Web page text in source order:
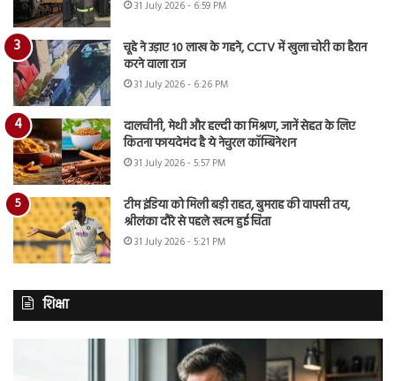
31 July 2026 - 6:59 PM
चूहे ने उड़ाए 10 लाख के गहने, CCTV में खुला चोरी का हैरान
करने वाला राज
31 July 2026 - 6:26 PM
दालचीनी, मेथी और हल्दी का मिश्रण, जानें सेहत के लिए
कितना फायदेमंद है ये नेचुरल कॉम्बिनेशन
31 July 2026 - 5:57 PM
टीम इंडिया को मिली बड़ी राहत, बुमराह की वापसी तय,
श्रीलंका दौरे से पहले खत्म हुई चिंता
31 July 2026 - 5:21 PM
शिक्षा